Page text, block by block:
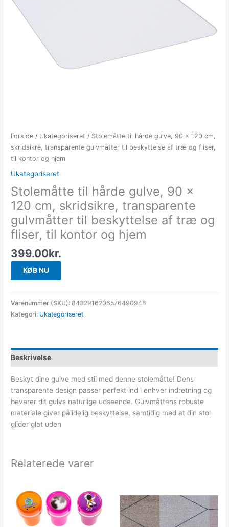
Forside / Ukategoriseret / Stolemåtte til hårde gulve, 90 x 120 cm,
skridsikre, transparente gulvmåtter til beskyttelse af træ og fliser,
til kontor og hjem
Ukategoriseret
Stolemåtte til hårde gulve, 90 x
120 cm, skridsikre, transparente
gulvmåtter til beskyttelse af træ og
fliser, til kontor og hjem
399.00kr.
KØB NU
Varenummer (SKU):8432916206576490948
Kategori: Ukategoriseret
Beskrivelse
Beskyt dine gulve med stil med denne stolemåtte! Dens
transparente design passer perfekt ind i enhver indretning og
bevarer dit gulvs naturlige udseende. Gulvmåttens robuste
materiale giver pålidelig beskyttelse, samtidig med at din stol
glider glat uden
Relaterede varer